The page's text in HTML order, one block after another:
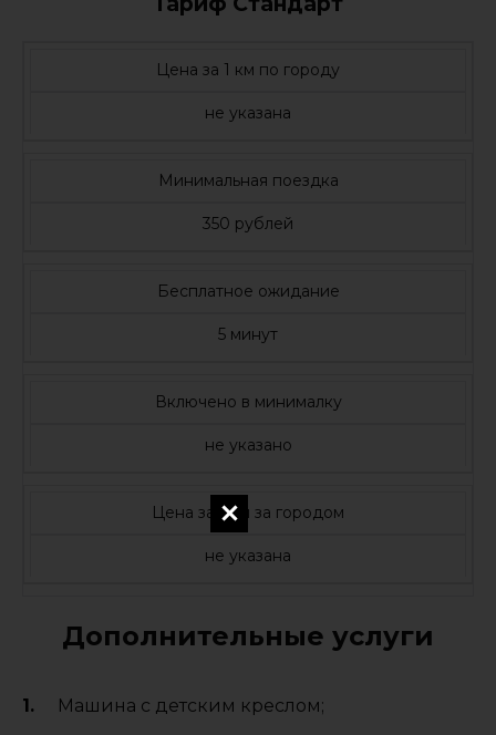
Цена за 1 км по городу
не указана
Минимальная поездка
350 рублей
Бесплатное ожидание
5 минут
Включено в минималку
не указано
Цена за 1 км за городом
не указана
Дополнительные услуги
Машина с детским креслом;